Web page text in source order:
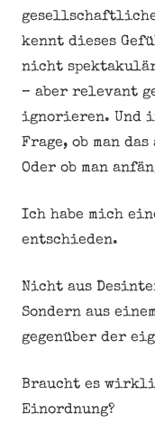
kennt dieses
nicht
– aber relevant
ignorieren. Und
Frage, ob man
Oder ob man
Ich habe mich
entschieden.
Nicht aus
Sondern aus
gegenüber der
Braucht es
Einordnung?